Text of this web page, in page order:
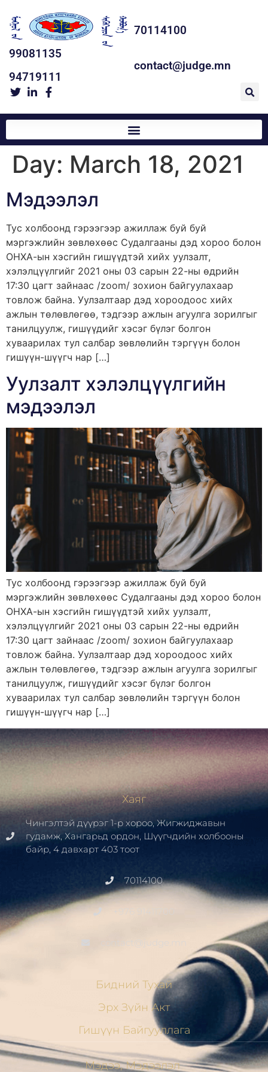
70114100
99081135
94719111
contact@judge.mn
Day: March 18, 2021
Мэдээлэл
Тус холбоонд гэрээгээр ажиллаж буй буй
мэргэжлийн зөвлөхөөс Судалгааны дэд хороо болон
ОНХА-ын хэсгийн гишүүдтэй хийх уулзалт,
хэлэлцүүлгийг 2021 оны 03 сарын 22-ны өдрийн
17:30 цагт зайнаас /zoom/ зохион байгуулахаар
товлож байна. Уулзалтаар дэд хороодоос хийх
ажлын төлөвлөгөө, тэдгээр ажлын агуулга зорилгыг
танилцуулж, гишүүдийг хэсэг бүлэг болгон
хуваарилах тул салбар зөвлөлийн тэргүүн болон
гишүүн-шүүгч нар […]
Уулзалт хэлэлцүүлгийн
мэдээлэл
Тус холбоонд гэрээгээр ажиллаж буй буй
мэргэжлийн зөвлөхөөс Судалгааны дэд хороо болон
ОНХА-ын хэсгийн гишүүдтэй хийх уулзалт,
хэлэлцүүлгийг 2021 оны 03 сарын 22-ны өдрийн
17:30 цагт зайнаас /zoom/ зохион байгуулахаар
товлож байна. Уулзалтаар дэд хороодоос хийх
ажлын төлөвлөгөө, тэдгээр ажлын агуулга зорилгыг
танилцуулж, гишүүдийг хэсэг бүлэг болгон
хуваарилах тул салбар зөвлөлийн тэргүүн болон
гишүүн-шүүгч нар […]
Хаяг
Чингэлтэй дүүрэг 1-р хороо, Жигжиджавын
гудамж, Хангарьд ордон, Шүүгчдийн холбооны
байр, 4 давхарт 403 тоот
70114100
contact@judge.mn
Бидний Тухай
Эрх Зүйн Акт
Гишүүн Байгууллага
Мэдээ, Мэдээлэл